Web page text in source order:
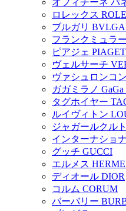
ロレックス
ブルガリ
フランクミュラ
ピアジェ PIAGET
ヴェルサーチ
ヴァシュロンコ
ガガミラノ GaGa
タグホイヤー
ルイヴィトン
ジャガールクル
インターナショ
グッチ GUCCI
エルメス
ディオール DIOR
コルム CORUM
バーバリー